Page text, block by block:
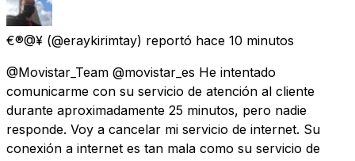
€®@¥ (@eraykirimtay) reportó hace 10 minutos
@Movistar_Team @movistar_es He intentado
comunicarme con su servicio de atención al cliente
durante aproximadamente 25 minutos, pero nadie
responde. Voy a cancelar mi servicio de internet. Su
conexión a internet es tan mala como su servicio de